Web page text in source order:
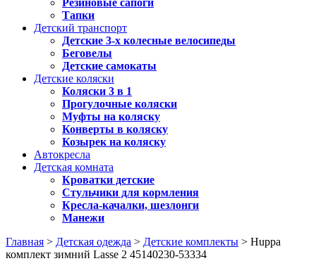
Резиновые сапоги
Тапки
Детский транспорт
Детские 3-х колесные велосипеды
Беговелы
Детские самокаты
Детские коляски
Коляски 3 в 1
Прогулочные коляски
Муфты на коляску
Конверты в коляску
Козырек на коляску
Автокресла
Детская комната
Кроватки детские
Стульчики для кормления
Кресла-качалки, шезлонги
Манежи
Главная > Детская одежда > Детские комплекты > Huppa
комплект зимний Lasse 2 45140230-53334